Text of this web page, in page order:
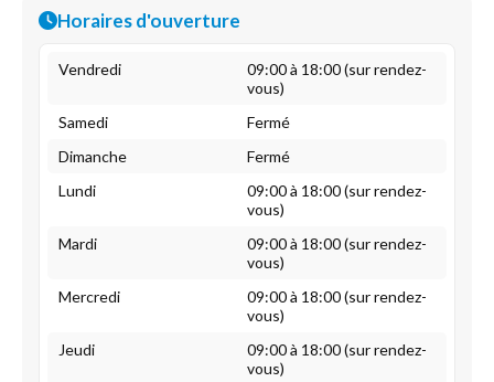
Horaires d'ouverture
Vendredi
09:00 à 18:00 (sur rendez-
vous)
Samedi
Fermé
Dimanche
Fermé
Lundi
09:00 à 18:00 (sur rendez-
vous)
Mardi
09:00 à 18:00 (sur rendez-
vous)
Mercredi
09:00 à 18:00 (sur rendez-
vous)
Jeudi
09:00 à 18:00 (sur rendez-
vous)